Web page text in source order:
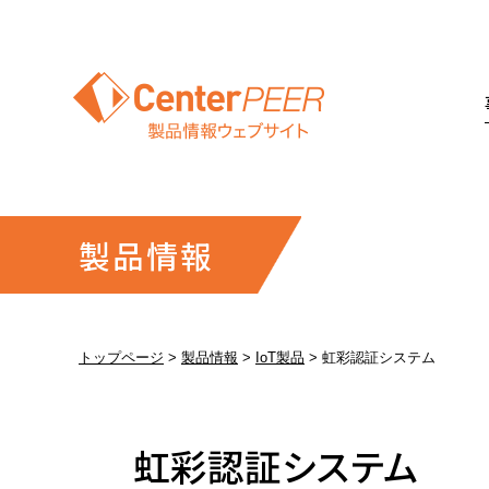
製品情報
トップページ 製品情報 IoT製品 虹彩認証システム
虹彩認証システム